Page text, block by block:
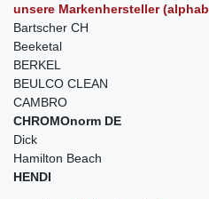
unsere Markenhersteller
Bartscher CH
Beeketal
BERKEL
BEULCO CLEAN
CAMBRO
CHROMOnorm DE
Dick
Hamilton Beach
HENDI